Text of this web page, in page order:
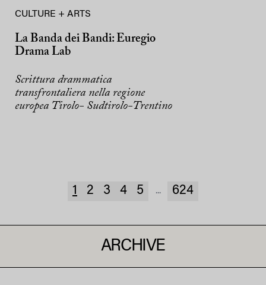
CULTURE + ARTS
La Banda dei Bandi: Euregio
Drama Lab
Scrittura drammatica
transfrontaliera nella regione
europea Tirolo- Sudtirolo-Trentino
1 2 3 4 5 ... 624
ARCHIVE